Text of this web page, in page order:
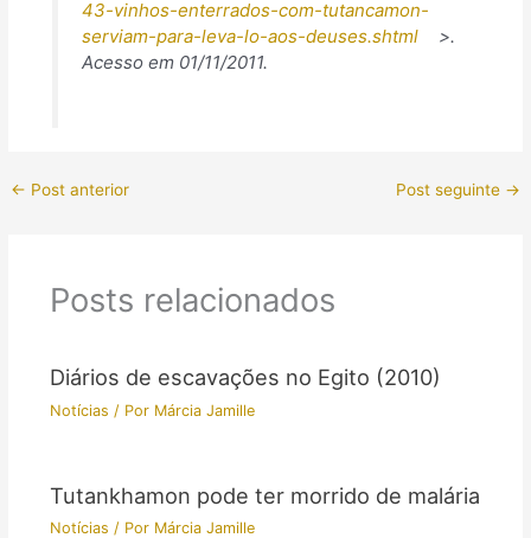
43-vinhos-enterrados-com-tutancamon-
serviam-para-leva-lo-aos-deuses.shtml>.
Acesso em 01/11/2011.
← Post anterior Post seguinte →
Posts relacionados
Diários de escavações no Egito (2010)
Notícias / Por Márcia Jamille
Tutankhamon pode ter morrido de malária
Notícias / Por Márcia Jamille